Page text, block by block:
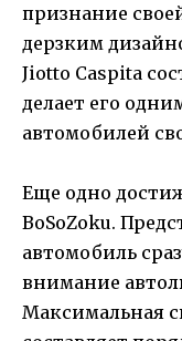
признание
дерзким
Jiotto Caspita
делает его
автомобилей
Еще одно
BoSoZoku.
автомобиль
внимание
Максимальная